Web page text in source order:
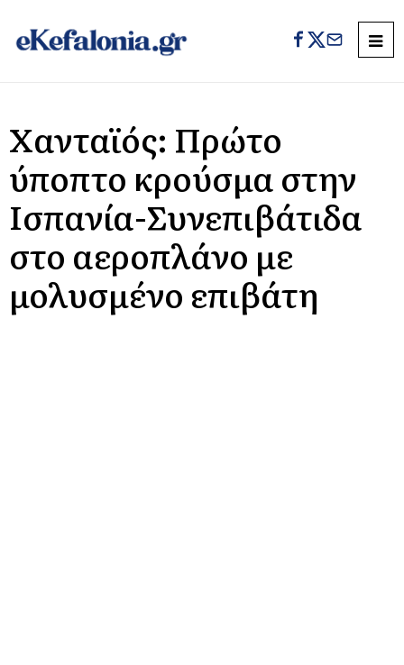
Χανταϊός: Πρώτο
ύποπτο κρούσμα στην
Ισπανία-Συνεπιβάτιδα
στο αεροπλάνο με
μολυσμένο επιβάτη